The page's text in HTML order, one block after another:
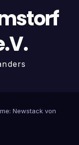
Newstack von